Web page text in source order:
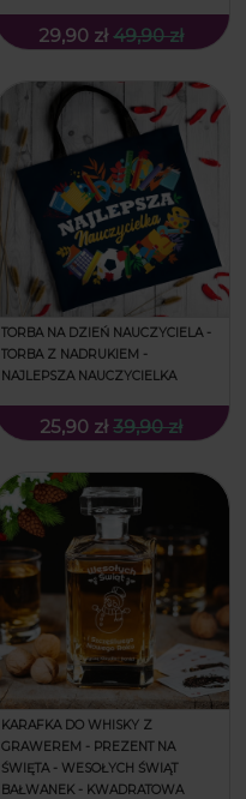
29,90 zł 49,90 zł
TORBA NA DZIEŃ NAUCZYCIELA -
TORBA Z NADRUKIEM -
NAJLEPSZA NAUCZYCIELKA
25,90 zł 39,90 zł
KARAFKA DO WHISKY Z
GRAWEREM - PREZENT NA
ŚWIĘTA - WESOŁYCH ŚWIĄT
BAŁWANEK - KWADRATOWA